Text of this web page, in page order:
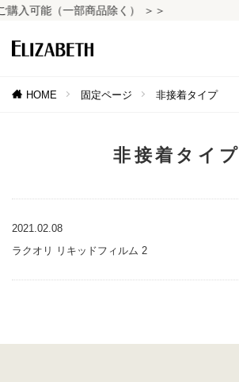
入可能（一部商品除く） ＞＞
HOME 固定ページ 非接着タイプ
非接着タイプ
2021.02.08
ラクオリ リキッドフィルム 2